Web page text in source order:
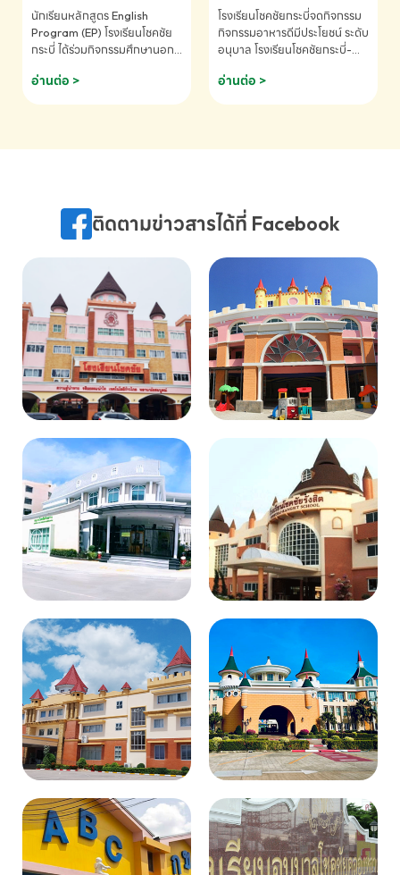
K2(Grop) โรงเรียนโชคชัยกระบี่-
สอบถามข้อมูลเพิ่มเติม โทร.
075-691910
ระดับประถมศึกษา (EP.1-
6)
นักเรียนหลักสูตร English
Program (EP) โรงเรียนโชคชัย
กระบี่ ได้ร่วมกิจกรรมศึกษานอก
ชมภาพยนตร์ Toy Story 5
(Soundtrack)เพื่อเสริมทักษะ
ภาษา ผ่านประสบการณ์การเรียนรู้
075-691910
อ่านต่อ >
โรงเรียนโชคชัยกระบี่จดกิจกรรม
กิจกรรมอาหารดีมีประโยชน์ ระดับ
อนุบาล โรงเรียนโชคชัยกระบี่-
075-691910
อ่านต่อ >
ติดตามข่าวสารได้ที่ Facebook